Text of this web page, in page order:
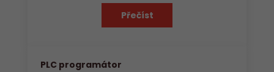
Přečíst
PLC programátor